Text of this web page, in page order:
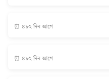
⏰ ৪৮২ দিন আগে
⏰ ৪৮২ দিন আগে